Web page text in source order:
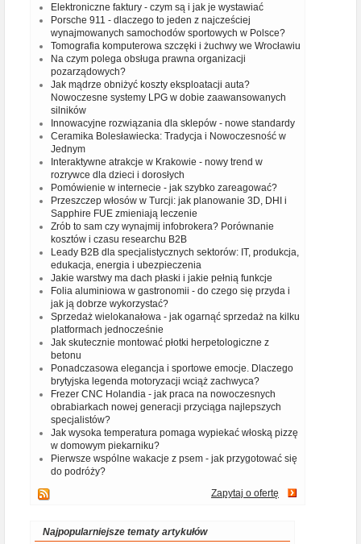
Elektroniczne faktury - czym są i jak je wystawiać
Porsche 911 - dlaczego to jeden z najcześciej
wynajmowanych samochodów sportowych w Polsce?
Tomografia komputerowa szczęki i żuchwy we Wrocławiu
Na czym polega obsługa prawna organizacji
pozarządowych?
Jak mądrze obniżyć koszty eksploatacji auta?
Nowoczesne systemy LPG w dobie zaawansowanych
silników
Innowacyjne rozwiązania dla sklepów - nowe standardy
Ceramika Bolesławiecka: Tradycja i Nowoczesność w
Jednym
Interaktywne atrakcje w Krakowie - nowy trend w
rozrywce dla dzieci i dorosłych
Pomówienie w internecie - jak szybko zareagować?
Przeszczep włosów w Turcji: jak planowanie 3D, DHI i
Sapphire FUE zmieniają leczenie
Zrób to sam czy wynajmij infobrokera? Porównanie
kosztów i czasu researchu B2B
Leady B2B dla specjalistycznych sektorów: IT, produkcja,
edukacja, energia i ubezpieczenia
Jakie warstwy ma dach płaski i jakie pełnią funkcje
Folia aluminiowa w gastronomii - do czego się przyda i
jak ją dobrze wykorzystać?
Sprzedaż wielokanałowa - jak ogarnąć sprzedaż na kilku
platformach jednocześnie
Jak skutecznie montować płotki herpetologiczne z
betonu
Ponadczasowa elegancja i sportowe emocje. Dlaczego
brytyjska legenda motoryzacji wciąż zachwyca?
Frezer CNC Holandia - jak praca na nowoczesnych
obrabiarkach nowej generacji przyciąga najlepszych
specjalistów?
Jak wysoka temperatura pomaga wypiekać włoską pizzę
w domowym piekarniku?
Pierwsze wspólne wakacje z psem - jak przygotować się
do podróży?
Zapytaj o ofertę
Najpopularniejsze tematy artykułów